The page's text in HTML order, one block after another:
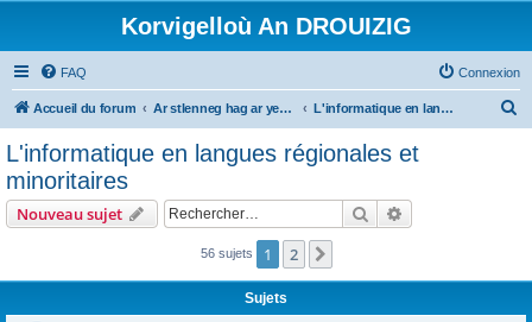
Korvigelloù An DROUIZIG
FAQ Connexion
Accueil du forum Ar stlenneg hag ar yezhoù bihan er bed a-bezh L'informatique en langues régionales et minoritaires
c
L'informatique en langues régionales et
minoritaires
Nouveau sujet Rechercher
56 sujets 1 2
Sujets